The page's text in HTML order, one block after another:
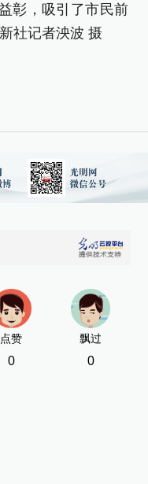
彰，吸引了市民前
社记者泱波 摄
绣
点赞
0
飘过
0